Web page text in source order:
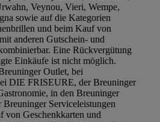
Veynou, Vieri, Wempe,
sowie auf die Kategorien
und beim Kauf von
anderen Gutschein- und
Eine Rückvergütung
Einkäufe ist nicht möglich.
Outlet, bei
DIE FRISEURE, der Breuninger
in den Breuninger
Breuninger Serviceleistungen
von Geschenkkarten und